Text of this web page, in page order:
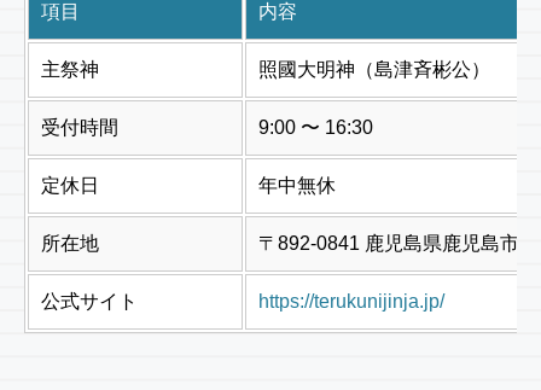
項目 内容
主祭神 照國大明神（島津斉彬公）
受付時間 9:00 〜 16:30
定休日 年中無休
所在地 〒892-0841 鹿児島県鹿児島市
公式サイト https://terukunijinja.jp/